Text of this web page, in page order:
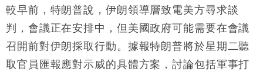
較早前，特朗普說，伊朗領導層致電美方尋求談
判，會議正在安排中，但美國政府可能需要在會議
召開前對伊朗採取行動。據報特朗普將於星期二聽
取官員匯報應對示威的具體方案，討論包括軍事打